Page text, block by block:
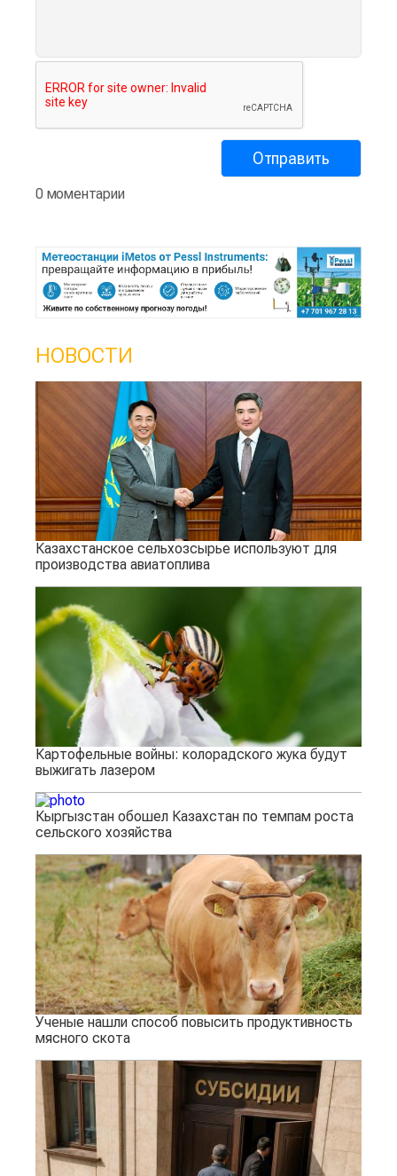
0 моментарии
НОВОСТИ
Казахстанское сельхозсырье используют для
производства авиатоплива
Картофельные войны: колорадского жука будут
выжигать лазером
Кыргызстан обошел Казахстан по темпам роста
сельского хозяйства
Ученые нашли способ повысить продуктивность
мясного скота